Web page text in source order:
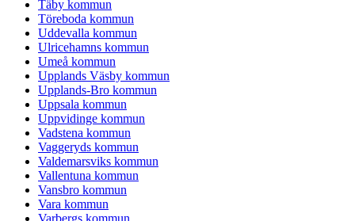
Täby kommun
Töreboda kommun
Uddevalla kommun
Ulricehamns kommun
Umeå kommun
Upplands Väsby kommun
Upplands-Bro kommun
Uppsala kommun
Uppvidinge kommun
Vadstena kommun
Vaggeryds kommun
Valdemarsviks kommun
Vallentuna kommun
Vansbro kommun
Vara kommun